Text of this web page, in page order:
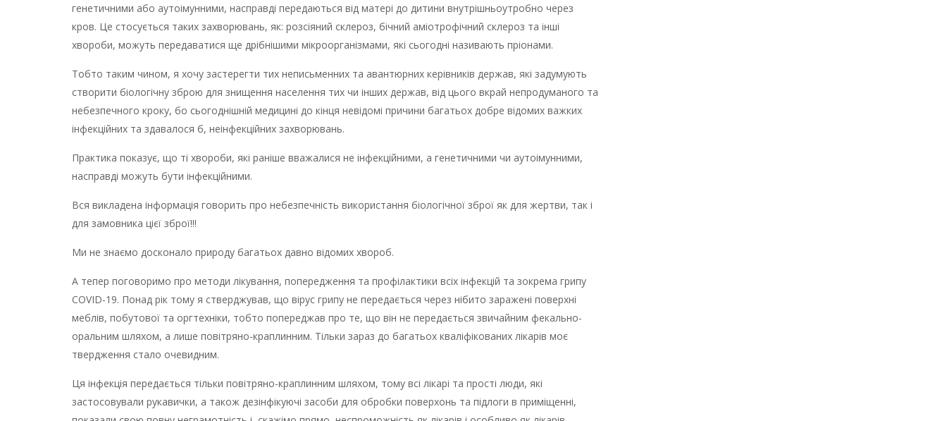
генетичними або аутоімунними, насправді передаються від матері до дитини внутрішньоутробно через
кров. Це стосується таких захворювань, як: розсіяний склероз, бічний аміотрофічний склероз та інші
хвороби, можуть передаватися ще дрібнішими мікроорганізмами, які сьогодні називають пріонами.
Тобто таким чином, я хочу застерегти тих неписьменних та авантюрних керівників держав, які задумують
створити біологічну зброю для знищення населення тих чи інших держав, від цього вкрай непродуманого та
небезпечного кроку, бо сьогоднішній медицині до кінця невідомі причини багатьох добре відомих важких
інфекційних та здавалося б, неінфекційних захворювань.
Практика показує, що ті хвороби, які раніше вважалися не інфекційними, а генетичними чи аутоімунними,
насправді можуть бути інфекційними.
Вся викладена інформація говорить про небезпечність використання біологічної зброї як для жертви, так і
для замовника цієї зброї!!!
Ми не знаємо досконало природу багатьох давно відомих хвороб.
А тепер поговоримо про методи лікування, попередження та профілактики всіх інфекцій та зокрема грипу
COVID-19. Понад рік тому я стверджував, що вірус грипу не передається через нібито заражені поверхні
меблів, побутової та оргтехніки, тобто попереджав про те, що він не передається звичайним фекально-
оральним шляхом, а лише повітряно-краплинним. Тільки зараз до багатьох кваліфікованих лікарів моє
твердження стало очевидним.
Ця інфекція передається тільки повітряно-краплинним шляхом, тому всі лікарі та прості люди, які
застосовували рукавички, а також дезінфікуючі засоби для обробки поверхонь та підлоги в приміщенні,